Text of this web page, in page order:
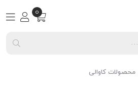
0
محصولات کاوالی